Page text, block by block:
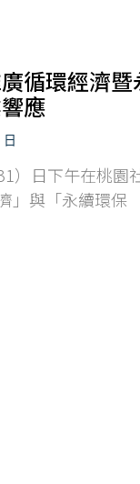
循環經濟
應
）日下午在桃園
」與「永續環保